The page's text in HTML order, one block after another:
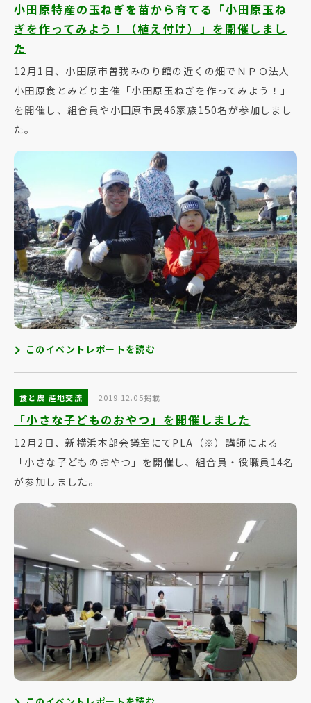
小田原特産の玉ねぎを苗から育てる「小田原玉ね
ぎを作ってみよう！（植え付け）」を開催しまし
た
12月1日、小田原市曽我みのり館の近くの畑でＮＰＯ法人
小田原食とみどり主催「小田原玉ねぎを作ってみよう！」
を開催し、組合員や小田原市民46家族150名が参加しまし
た。
このイベントレポートを読む
食と農 産地交流 2019.12.05掲載
「小さな子どものおやつ」を開催しました
12月2日、新横浜本部会議室にてPLA（※）講師による
「小さな子どものおやつ」を開催し、組合員・役職員14名
が参加しました。